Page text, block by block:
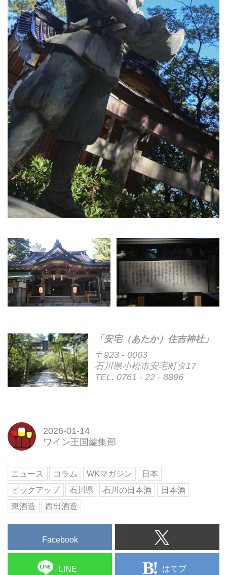
「安宅（あたか）住吉神社」
〒923 - 0003
石川県小松市安宅町タ17
TEL. 0761 - 22 - 8896
2026-01-14
ワイン王国編集部
ニュース コラム WKマガジン
日本
ピックアップ
石川県 石川の日本酒
日本酒
東酒造
西出酒造
Facebook
LINE はてブ